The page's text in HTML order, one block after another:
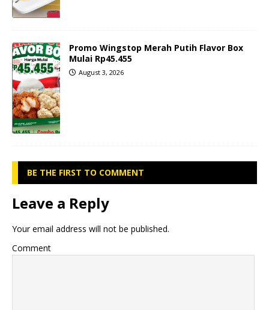
Promo Wingstop Merah Putih Flavor Box
Mulai Rp45.455
August 3, 2026
BE THE FIRST TO COMMENT
Leave a Reply
Your email address will not be published.
Comment